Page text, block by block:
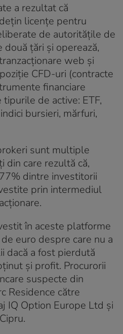
a rezultat că
licențe pentru
de autoritățile de
țări și operează,
web și
CFD-uri (contracte
financiare
de active: ETF,
bursieri, mărfuri,
sunt multiple
din care rezultă că,
dintre investitorii
prin intermediul
în aceste platforme
euro despre care nu a
dacă a fost pierdută
și profit. Procurorii
suspecte din
Residence către
IQ Option Europe Ltd şi